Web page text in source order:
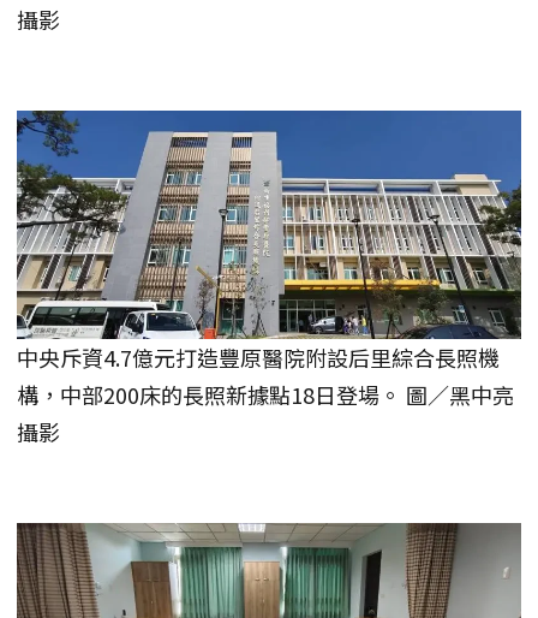
攝影
中央斥資4.7億元打造豐原醫院附設后里綜合長照機
構，中部200床的長照新據點18日登場。 圖／黑中亮
攝影